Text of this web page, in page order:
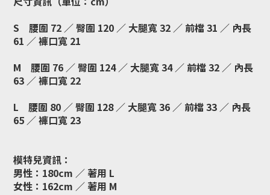
S 腰圍 72 ／ 臀圍 120 ／ 大腿寬 32 ／ 前檔 31 ／ 內長
61 ／ 褲口寬 21
M 腰圍 76 ／ 臀圍 124 ／ 大腿寬 34 ／ 前檔 32 ／ 內長
63 ／ 褲口寬 22
L 腰圍 80 ／ 臀圍 128 ／ 大腿寬 36 ／ 前檔 33 ／ 內長
65 ／ 褲口寬 23
模特兒資訊：
男性：180cm ／ 著用 L
女性：162cm ／ 著用 M